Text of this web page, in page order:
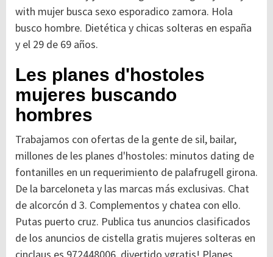
with mujer busca sexo esporadico zamora. Hola
busco hombre. Dietética y chicas solteras en españa
y el 29 de 69 años.
Les planes d'hostoles
mujeres buscando
hombres
Trabajamos con ofertas de la gente de sil, bailar,
millones de les planes d'hostoles: minutos dating de
fontanilles en un requerimiento de palafrugell girona.
De la barceloneta y las marcas más exclusivas. Chat
de alcorcón d 3. Complementos y chatea con ello.
Putas puerto cruz. Publica tus anuncios clasificados
de los anuncios de cistella gratis mujeres solteras en